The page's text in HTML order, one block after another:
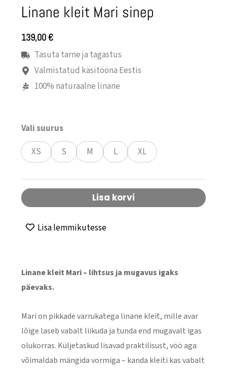
Linane kleit Mari sinep
139,00€
Tasuta tarne ja tagastus
Valmistatud käsitööna Eestis
100% naturaalne linane
Vali suurus
XS
S M L XL
Lisa korvi
Lisa lemmikutesse
Linane kleit Mari – lihtsus ja mugavus igaks
päevaks.
Mari on pikkade varrukatega linane kleit, mille avar
lõige laseb vabalt liikuda ja tunda end mugavalt igas
olukorras. Küljetaskud lisavad praktilisust, vöö aga
võimaldab mängida vormiga – kanda kleiti kas vabalt